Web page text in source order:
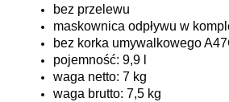
bez przelewu
maskownica odpływu w
bez korka umywalkowego
pojemność: 9,9 l
waga netto: 7 kg
waga brutto: 7,5 kg